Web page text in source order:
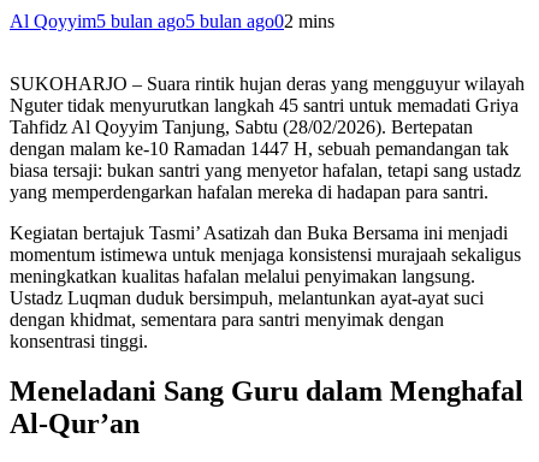
Al Qoyyim5 bulan ago5 bulan ago02 mins
SUKOHARJO – Suara rintik hujan deras yang mengguyur wilayah
Nguter tidak menyurutkan langkah 45 santri untuk memadati Griya
Tahfidz Al Qoyyim Tanjung, Sabtu (28/02/2026). Bertepatan
dengan malam ke-10 Ramadan 1447 H, sebuah pemandangan tak
biasa tersaji: bukan santri yang menyetor hafalan, tetapi sang ustadz
yang memperdengarkan hafalan mereka di hadapan para santri.
Kegiatan bertajuk Tasmi’ Asatizah dan Buka Bersama ini menjadi
momentum istimewa untuk menjaga konsistensi murajaah sekaligus
meningkatkan kualitas hafalan melalui penyimakan langsung.
Ustadz Luqman duduk bersimpuh, melantunkan ayat-ayat suci
dengan khidmat, sementara para santri menyimak dengan
konsentrasi tinggi.
Meneladani Sang Guru dalam Menghafal
Al-Qur’an